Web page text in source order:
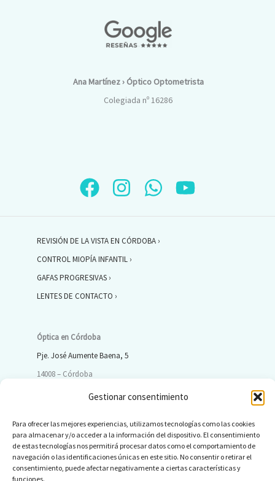
Gestionar consentimiento
Para ofrecer las mejores experiencias, utilizamos tecnologías como las cookies
para almacenar y/o acceder a la información del dispositivo. El consentimiento
de estas tecnologías nos permitirá procesar datos como el comportamiento de
navegación o las identificaciones únicas en este sitio. No consentir o retirar el
consentimiento, puede afectar negativamente a ciertas características y
funciones.
Ana Martínez › Óptico Optometrista
Colegiada nº 16286
REVISIÓN DE LA VISTA EN CÓRDOBA ›
CONTROL MIOPÍA INFANTIL ›
GAFAS PROGRESIVAS ›
LENTES DE CONTACTO ›
Óptica en Córdoba
Pje. José Aumente Baena, 5
14008 – Córdoba
LENTILLAS PROGRESIVAS ›
GAFAS DE SOL ›
LENTES ORTO-K ›